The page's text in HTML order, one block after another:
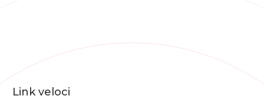
Link veloci